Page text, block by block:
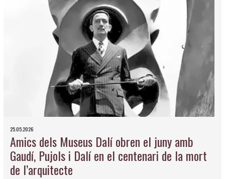
25.05.2026
Amics dels Museus Dalí obren el juny amb
Gaudí, Pujols i Dalí en el centenari de la mort
de l’arquitecte